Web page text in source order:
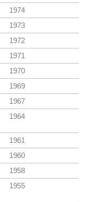
1974
1973
1972
1971
1970
1969
1967
1964
1961
1960
1958
1955